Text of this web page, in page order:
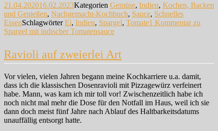
21.04.202016.02.2023Kategorien Gemüse, Indien, Kochen, Backen
und Genießen, Nachgemacht-Kochbuch, Sauce, Schnelles
EssenSchlagwörterEi, Indien, Spargel, Tomate1 Kommentarzu
Spargel mit indischer Tomatensauce
Ravioli auf zweierlei Art
Vor vielen, vielen Jahren begann meine Kochkarriere u.a. damit,
dass ich die klassischen Dosenravioli mit Pizzagewürz verfeinert
habe. Mann, was kam ich mir toll vor! Zwischenzeitlich habe ich
noch nicht mal mehr die Dose für den Notfall im Haus, weil ich sie
dann doch meist fünf Jahre nach Ablauf des Haltbarkeitsdatums
unauffällig entsorgt hatte.